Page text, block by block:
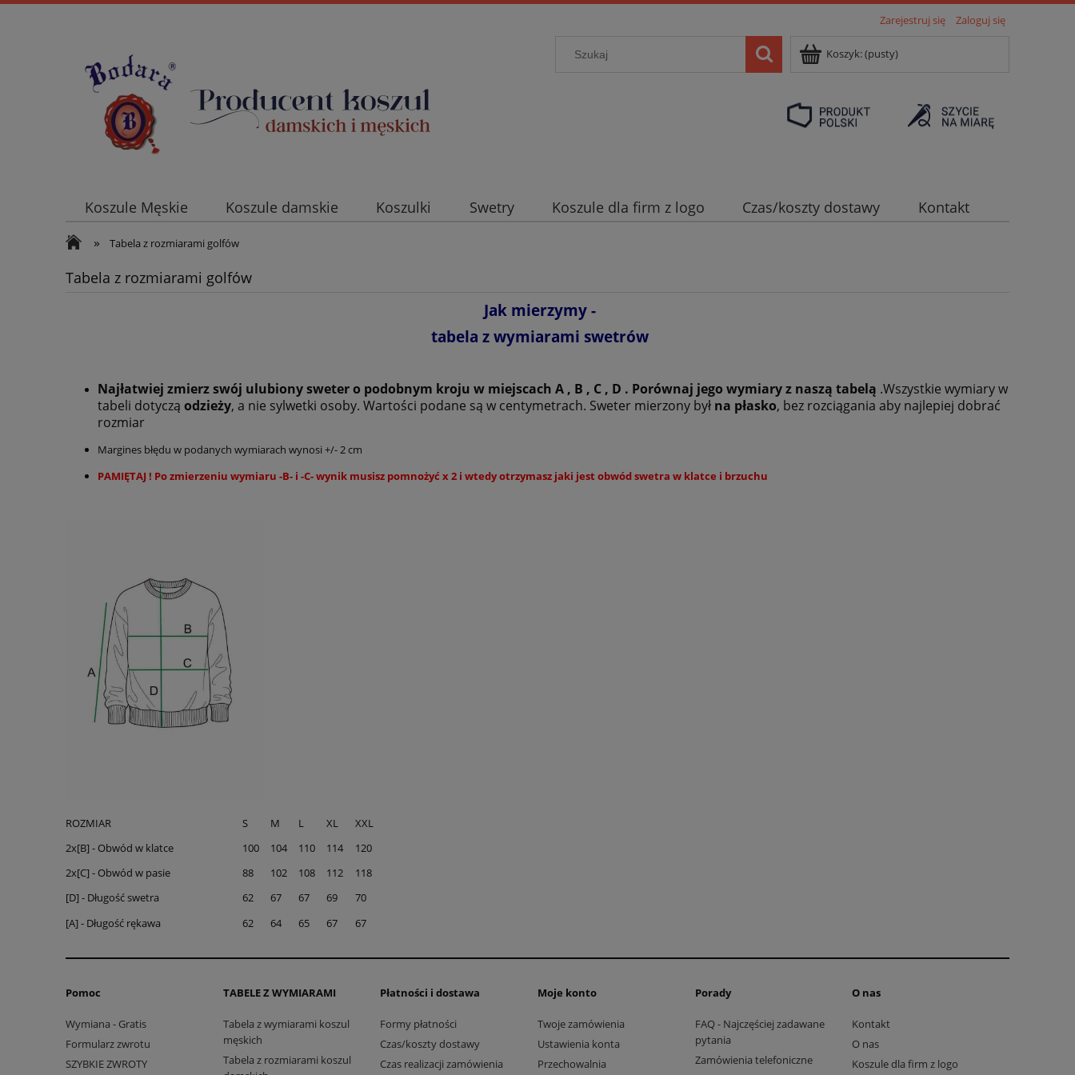
Zarejestruj się Zaloguj się
Koszyk:(pusty)
Koszule Męskie Koszule damskie Koszulki Swetry Koszule dla firm z logo Czas/koszty dostawy
Kontakt
Promocje
Blog
Tabela z wymiarami koszul męskich
» Tabela z rozmiarami golfów
Tabela z rozmiarami golfów
Jak mierzymy -
tabela z wymiarami swetrów
Najłatwiej zmierz swój ulubiony sweter o podobnym kroju w miejscach A , B , C , D . Porównaj jego wymiary z naszą tabelą .Wszystkie wymiary w
tabeli dotyczą odzieży, a nie sylwetki osoby. Wartości podane są w centymetrach. Sweter mierzony był na płasko, bez rozciągania aby najlepiej dobrać
rozmiar
Margines błędu w podanych wymiarach wynosi +/- 2 cm
PAMIĘTAJ ! Po zmierzeniu wymiaru -B- i -C- wynik musisz pomnożyć x 2 i wtedy otrzymasz jaki jest obwód swetra w klatce i brzuchu
ROZMIAR S M L XL
XXL
2x[B] - Obwód w klatce
100 104 110 114
120
2x[C] - Obwód w pasie
88 102 108 112
118
[D] - Długość swetra
62 67 67 69
70
[A] - Długość rękawa
62 64 65 67 67
Pomoc
Wymiana - Gratis
Formularz zwrotu
SZYBKIE ZWROTY
TABELE Z WYMIARAMI
Tabela z wymiarami koszul
męskich
Tabela z rozmiarami koszul
Płatności i dostawa
Formy płatności
Czas/koszty dostawy
Czas realizacji zamówienia
Moje konto
Twoje zamówienia
Ustawienia konta
Przechowalnia
Porady
FAQ - Najczęściej zadawane
pytania
Zamówienia telefoniczne
O nas
Kontakt
O nas
Koszule dla firm z logo